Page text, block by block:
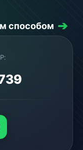
способом ➔